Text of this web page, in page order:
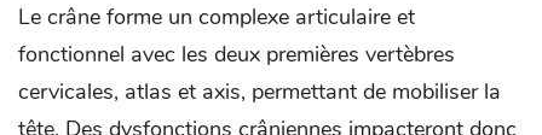
Le crâne forme un complexe articulaire et
fonctionnel avec les deux premières vertèbres
cervicales, atlas et axis, permettant de mobiliser la
tête. Des dysfonctions crâniennes impacteront donc